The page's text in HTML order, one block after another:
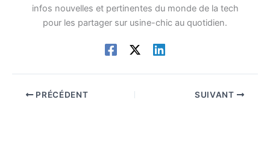
infos nouvelles et pertinentes du monde de la tech
pour les partager sur usine-chic au quotidien.
PRÉCÉDENT SUIVANT